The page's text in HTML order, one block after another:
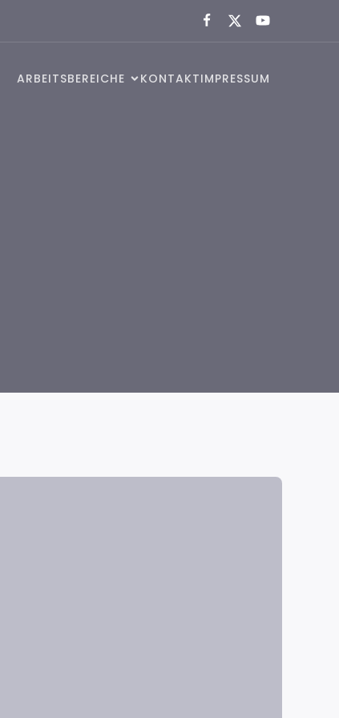
ARBEITSBEREICHE KONTAKTIMPRESSUM